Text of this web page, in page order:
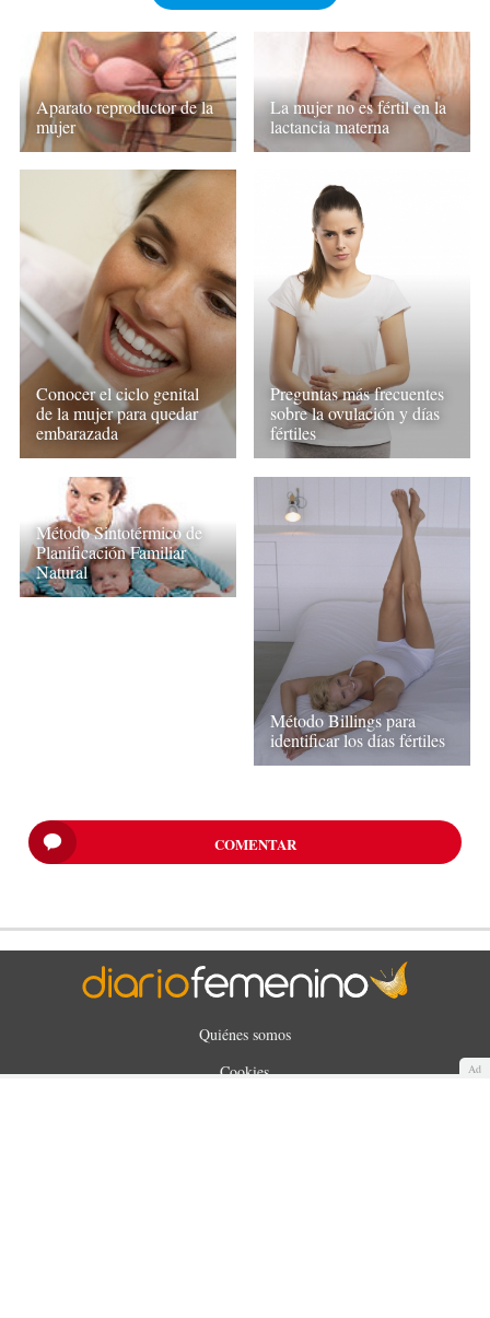
Aparato reproductor de la
mujer
La mujer no es fértil en la
lactancia materna
Conocer el ciclo genital
de la mujer para quedar
embarazada
Preguntas más frecuentes
sobre la ovulación y días
fértiles
Método Sintotérmico de
Planificación Familiar
Natural
Método Billings para
identificar los días fértiles
COMENTAR
Ad
Quiénes somos
Cookies